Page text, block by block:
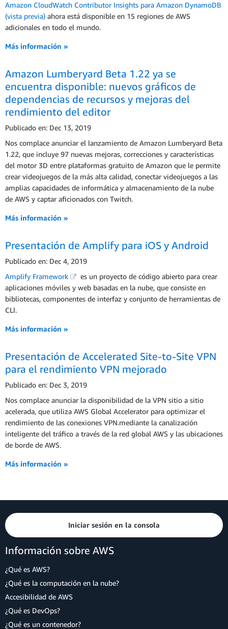
Amazon CloudWatch Contributor Insights para Amazon DynamoDB
(vista previa) ahora está disponible en 15 regiones de AWS
adicionales en todo el mundo.
Más información »
Amazon Lumberyard Beta 1.22 ya se
encuentra disponible: nuevos gráficos de
dependencias de recursos y mejoras del
rendimiento del editor
Publicado en: Dec 13, 2019
Nos complace anunciar el lanzamiento de Amazon Lumberyard Beta
1.22, que incluye 97 nuevas mejoras, correcciones y características
del motor 3D entre plataformas gratuito de Amazon que le permite
crear videojuegos de la más alta calidad, conectar videojuegos a las
amplias capacidades de informática y almacenamiento de la nube
de AWS y captar aficionados con Twitch.
Más información »
Presentación de Amplify para iOS y Android
Publicado en: Dec 4, 2019
Amplify Framework
es un proyecto de código abierto para crear
aplicaciones móviles y web basadas en la nube, que consiste en
bibliotecas, componentes de interfaz y conjunto de herramientas de
CLI.
Más información »
Presentación de Accelerated Site-to-Site VPN
para el rendimiento VPN mejorado
Publicado en: Dec 3, 2019
Nos complace anunciar la disponibilidad de la VPN sitio a sitio
acelerada, que utiliza AWS Global Accelerator para optimizar el
rendimiento de las conexiones VPN.mediante la canalización
inteligente del tráfico a través de la red global AWS y las ubicaciones
de borde de AWS.
Más información »
Iniciar sesión en la consola
Información sobre AWS
¿Qué es AWS?
¿Qué es la computación en la nube?
Accesibilidad de AWS
¿Qué es DevOps?
¿Qué es un contenedor?